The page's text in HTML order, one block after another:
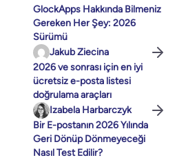
GlockApps Hakkında Bilmeniz
Gereken Her Şey: 2026
Sürümü
Jakub Ziecina
2026 ve sonrası için en iyi
ücretsiz e-posta listesi
doğrulama araçları
Izabela Harbarczyk
Bir E-postanın 2026 Yılında
Geri Dönüp Dönmeyeceği
Nasıl Test Edilir?